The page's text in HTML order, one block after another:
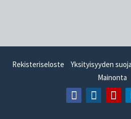
Rekisteriseloste Yksityisyyden suoja
Mainonta